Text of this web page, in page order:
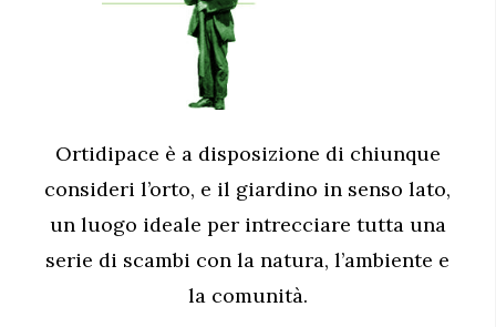
Ortidipace è a disposizione di chiunque
consideri l’orto, e il giardino in senso lato,
un luogo ideale per intrecciare tutta una
serie di scambi con la natura, l’ambiente e
la comunità.